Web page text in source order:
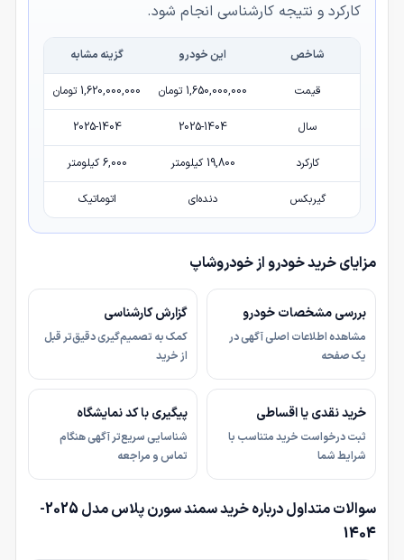
کارکرد و نتیجه کارشناسی انجام شود.
شاخص این خودرو گزینه مشابه
قیمت 1,650,000,000 تومان 1,620,000,000 تومان
سال 2025-1404
2025-1404
کارکرد 19,800 کیلومتر 6,000 کیلومتر
گیربکس دنده‌ای اتوماتیک
مزایای خرید خودرو از خودروشاپ
بررسی مشخصات خودرو
مشاهده اطلاعات اصلی آگهی در
یک صفحه
گزارش کارشناسی
کمک به تصمیم‌گیری دقیق‌تر قبل
از خرید
خرید نقدی یا اقساطی
ثبت درخواست خرید متناسب با
شرایط شما
پیگیری با کد نمایشگاه
شناسایی سریع‌تر آگهی هنگام
تماس و مراجعه
سوالات متداول درباره خرید سمند سورن پلاس مدل 2025-
1404